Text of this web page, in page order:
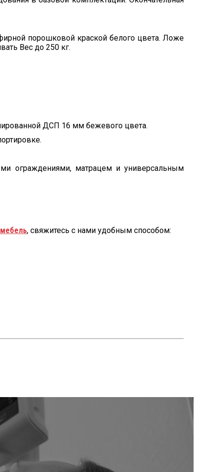
порошковой краской белого цвета. Ложе
Вес до 250 кг.
ДСП 16 мм бежевого цвета.
ограждениями, матрацем и универсальным
, свяжитесь с нами удобным способом: